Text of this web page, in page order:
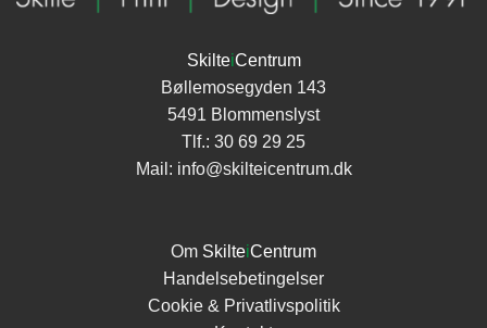
SkilteiCentrum
Bøllemosegyden 143
5491 Blommenslyst
Tlf.: 30 69 29 25
Mail: info@skilteicentrum.dk
Om SkilteiCentrum
Handelsebetingelser
Cookie & Privatlivspolitik